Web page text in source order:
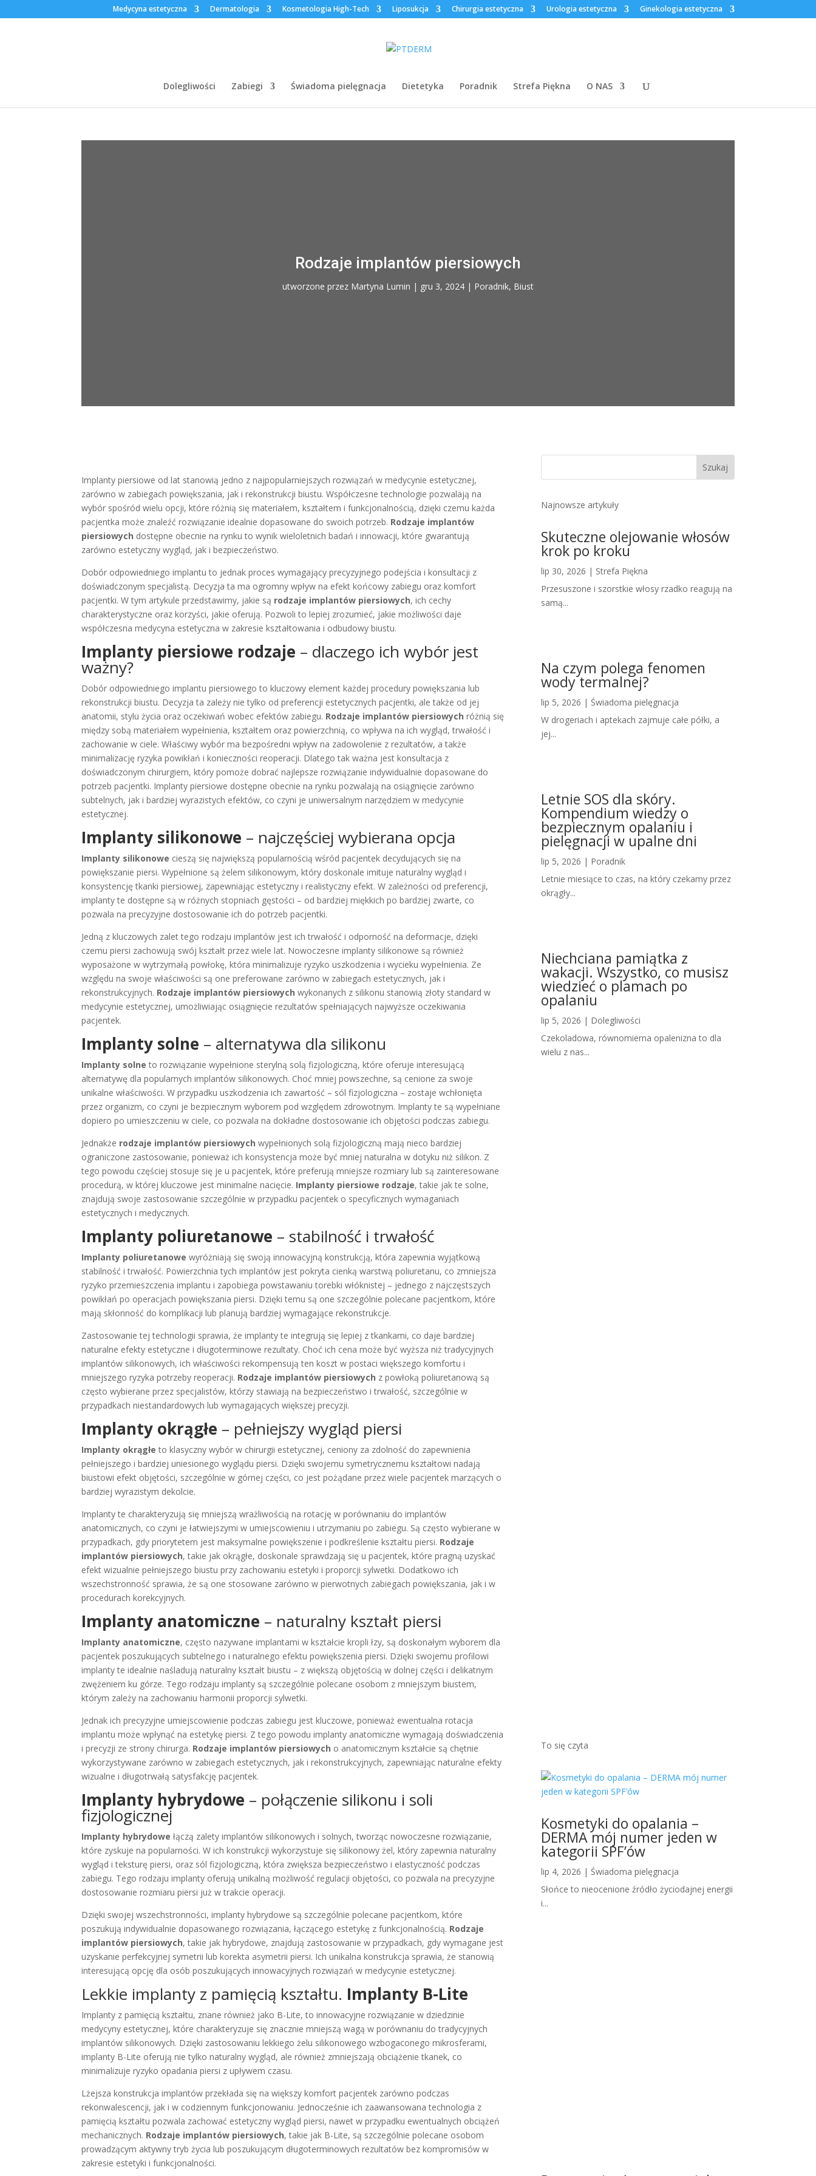
Medycyna estetyczna Dermatologia Kosmetologia High-Tech Liposukcja Chirurgia estetyczna Urologia estetyczna Ginekologia estetyczna
Dolegliwości Zabiegi Świadoma pielęgnacja Dietetyka Poradnik Strefa Piękna O NAS
Rodzaje implantów piersiowych
utworzone przez Martyna Lumin | gru 3, 2024 | Poradnik, Biust
Implanty piersiowe od lat stanowią jedno z najpopularniejszych rozwiązań w medycynie estetycznej,
zarówno w zabiegach powiększania, jak i rekonstrukcji biustu. Współczesne technologie pozwalają na
wybór spośród wielu opcji, które różnią się materiałem, kształtem i funkcjonalnością, dzięki czemu każda
pacjentka może znaleźć rozwiązanie idealnie dopasowane do swoich potrzeb. Rodzaje implantów
piersiowych dostępne obecnie na rynku to wynik wieloletnich badań i innowacji, które gwarantują
zarówno estetyczny wygląd, jak i bezpieczeństwo.
Dobór odpowiedniego implantu to jednak proces wymagający precyzyjnego podejścia i konsultacji z
doświadczonym specjalistą. Decyzja ta ma ogromny wpływ na efekt końcowy zabiegu oraz komfort
pacjentki. W tym artykule przedstawimy, jakie są rodzaje implantów piersiowych, ich cechy
charakterystyczne oraz korzyści, jakie oferują. Pozwoli to lepiej zrozumieć, jakie możliwości daje
współczesna medycyna estetyczna w zakresie kształtowania i odbudowy biustu.
Implanty piersiowe rodzaje – dlaczego ich wybór jest
ważny?
Dobór odpowiedniego implantu piersiowego to kluczowy element każdej procedury powiększania lub
rekonstrukcji biustu. Decyzja ta zależy nie tylko od preferencji estetycznych pacjentki, ale także od jej
anatomii, stylu życia oraz oczekiwań wobec efektów zabiegu. Rodzaje implantów piersiowych różnią się
między sobą materiałem wypełnienia, kształtem oraz powierzchnią, co wpływa na ich wygląd, trwałość i
zachowanie w ciele. Właściwy wybór ma bezpośredni wpływ na zadowolenie z rezultatów, a także
minimalizację ryzyka powikłań i konieczności reoperacji. Dlatego tak ważna jest konsultacja z
doświadczonym chirurgiem, który pomoże dobrać najlepsze rozwiązanie indywidualnie dopasowane do
potrzeb pacjentki. Implanty piersiowe dostępne obecnie na rynku pozwalają na osiągnięcie zarówno
subtelnych, jak i bardziej wyrazistych efektów, co czyni je uniwersalnym narzędziem w medycynie
estetycznej.
Implanty silikonowe – najczęściej wybierana opcja
Implanty silikonowe cieszą się największą popularnością wśród pacjentek decydujących się na
powiększanie piersi. Wypełnione są żelem silikonowym, który doskonale imituje naturalny wygląd i
konsystencję tkanki piersiowej, zapewniając estetyczny i realistyczny efekt. W zależności od preferencji,
implanty te dostępne są w różnych stopniach gęstości – od bardziej miękkich po bardziej zwarte, co
pozwala na precyzyjne dostosowanie ich do potrzeb pacjentki.
Jedną z kluczowych zalet tego rodzaju implantów jest ich trwałość i odporność na deformacje, dzięki
czemu piersi zachowują swój kształt przez wiele lat. Nowoczesne implanty silikonowe są również
wyposażone w wytrzymałą powłokę, która minimalizuje ryzyko uszkodzenia i wycieku wypełnienia. Ze
względu na swoje właściwości są one preferowane zarówno w zabiegach estetycznych, jak i
rekonstrukcyjnych. Rodzaje implantów piersiowych wykonanych z silikonu stanowią złoty standard w
medycynie estetycznej, umożliwiając osiągnięcie rezultatów spełniających najwyższe oczekiwania
pacjentek.
Implanty solne – alternatywa dla silikonu
Implanty solne to rozwiązanie wypełnione sterylną solą fizjologiczną, które oferuje interesującą
alternatywę dla popularnych implantów silikonowych. Choć mniej powszechne, są cenione za swoje
unikalne właściwości. W przypadku uszkodzenia ich zawartość – sól fizjologiczna – zostaje wchłonięta
przez organizm, co czyni je bezpiecznym wyborem pod względem zdrowotnym. Implanty te są wypełniane
dopiero po umieszczeniu w ciele, co pozwala na dokładne dostosowanie ich objętości podczas zabiegu.
Jednakże rodzaje implantów piersiowych wypełnionych solą fizjologiczną mają nieco bardziej
ograniczone zastosowanie, ponieważ ich konsystencja może być mniej naturalna w dotyku niż silikon. Z
tego powodu częściej stosuje się je u pacjentek, które preferują mniejsze rozmiary lub są zainteresowane
procedurą, w której kluczowe jest minimalne nacięcie. Implanty piersiowe rodzaje, takie jak te solne,
znajdują swoje zastosowanie szczególnie w przypadku pacjentek o specyficznych wymaganiach
estetycznych i medycznych.
Implanty poliuretanowe – stabilność i trwałość
Implanty poliuretanowe wyróżniają się swoją innowacyjną konstrukcją, która zapewnia wyjątkową
stabilność i trwałość. Powierzchnia tych implantów jest pokryta cienką warstwą poliuretanu, co zmniejsza
ryzyko przemieszczenia implantu i zapobiega powstawaniu torebki włóknistej – jednego z najczęstszych
powikłań po operacjach powiększania piersi. Dzięki temu są one szczególnie polecane pacjentkom, które
mają skłonność do komplikacji lub planują bardziej wymagające rekonstrukcje.
Zastosowanie tej technologii sprawia, że implanty te integrują się lepiej z tkankami, co daje bardziej
naturalne efekty estetyczne i długoterminowe rezultaty. Choć ich cena może być wyższa niż tradycyjnych
implantów silikonowych, ich właściwości rekompensują ten koszt w postaci większego komfortu i
mniejszego ryzyka potrzeby reoperacji. Rodzaje implantów piersiowych z powłoką poliuretanową są
często wybierane przez specjalistów, którzy stawiają na bezpieczeństwo i trwałość, szczególnie w
przypadkach niestandardowych lub wymagających większej precyzji.
Implanty okrągłe – pełniejszy wygląd piersi
Implanty okrągłe to klasyczny wybór w chirurgii estetycznej, ceniony za zdolność do zapewnienia
pełniejszego i bardziej uniesionego wyglądu piersi. Dzięki swojemu symetrycznemu kształtowi nadają
biustowi efekt objętości, szczególnie w górnej części, co jest pożądane przez wiele pacjentek marzących o
bardziej wyrazistym dekolcie.
Implanty te charakteryzują się mniejszą wrażliwością na rotację w porównaniu do implantów
anatomicznych, co czyni je łatwiejszymi w umiejscowieniu i utrzymaniu po zabiegu. Są często wybierane w
przypadkach, gdy priorytetem jest maksymalne powiększenie i podkreślenie kształtu piersi. Rodzaje
implantów piersiowych, takie jak okrągłe, doskonale sprawdzają się u pacjentek, które pragną uzyskać
efekt wizualnie pełniejszego biustu przy zachowaniu estetyki i proporcji sylwetki. Dodatkowo ich
wszechstronność sprawia, że są one stosowane zarówno w pierwotnych zabiegach powiększania, jak i w
procedurach korekcyjnych.
Implanty anatomiczne – naturalny kształt piersi
Implanty anatomiczne, często nazywane implantami w kształcie kropli łzy, są doskonałym wyborem dla
pacjentek poszukujących subtelnego i naturalnego efektu powiększenia piersi. Dzięki swojemu profilowi
implanty te idealnie naśladują naturalny kształt biustu – z większą objętością w dolnej części i delikatnym
zwężeniem ku górze. Tego rodzaju implanty są szczególnie polecane osobom z mniejszym biustem,
którym zależy na zachowaniu harmonii proporcji sylwetki.
Jednak ich precyzyjne umiejscowienie podczas zabiegu jest kluczowe, ponieważ ewentualna rotacja
implantu może wpłynąć na estetykę piersi. Z tego powodu implanty anatomiczne wymagają doświadczenia
i precyzji ze strony chirurga. Rodzaje implantów piersiowych o anatomicznym kształcie są chętnie
wykorzystywane zarówno w zabiegach estetycznych, jak i rekonstrukcyjnych, zapewniając naturalne efekty
wizualne i długotrwałą satysfakcję pacjentek.
Implanty hybrydowe – połączenie silikonu i soli
fizjologicznej
Implanty hybrydowe łączą zalety implantów silikonowych i solnych, tworząc nowoczesne rozwiązanie,
które zyskuje na popularności. W ich konstrukcji wykorzystuje się silikonowy żel, który zapewnia naturalny
wygląd i teksturę piersi, oraz sól fizjologiczną, która zwiększa bezpieczeństwo i elastyczność podczas
zabiegu. Tego rodzaju implanty oferują unikalną możliwość regulacji objętości, co pozwala na precyzyjne
dostosowanie rozmiaru piersi już w trakcie operacji.
Dzięki swojej wszechstronności, implanty hybrydowe są szczególnie polecane pacjentkom, które
poszukują indywidualnie dopasowanego rozwiązania, łączącego estetykę z funkcjonalnością. Rodzaje
implantów piersiowych, takie jak hybrydowe, znajdują zastosowanie w przypadkach, gdy wymagane jest
uzyskanie perfekcyjnej symetrii lub korekta asymetrii piersi. Ich unikalna konstrukcja sprawia, że stanowią
interesującą opcję dla osób poszukujących innowacyjnych rozwiązań w medycynie estetycznej.
Lekkie implanty z pamięcią kształtu. Implanty B-Lite
Implanty z pamięcią kształtu, znane również jako B-Lite, to innowacyjne rozwiązanie w dziedzinie
medycyny estetycznej, które charakteryzuje się znacznie mniejszą wagą w porównaniu do tradycyjnych
implantów silikonowych. Dzięki zastosowaniu lekkiego żelu silikonowego wzbogaconego mikrosferami,
implanty B-Lite oferują nie tylko naturalny wygląd, ale również zmniejszają obciążenie tkanek, co
minimalizuje ryzyko opadania piersi z upływem czasu.
Lżejsza konstrukcja implantów przekłada się na większy komfort pacjentek zarówno podczas
rekonwalescencji, jak i w codziennym funkcjonowaniu. Jednocześnie ich zaawansowana technologia z
pamięcią kształtu pozwala zachować estetyczny wygląd piersi, nawet w przypadku ewentualnych obciążeń
mechanicznych. Rodzaje implantów piersiowych, takie jak B-Lite, są szczególnie polecane osobom
prowadzącym aktywny tryb życia lub poszukującym długoterminowych rezultatów bez kompromisów w
zakresie estetyki i funkcjonalności.
Najnowsze artykuły
Skuteczne olejowanie włosów
krok po kroku
lip 30, 2026 | Strefa Piękna
Przesuszone i szorstkie włosy rzadko reagują na
samą...
Na czym polega fenomen
wody termalnej?
lip 5, 2026 | Świadoma pielęgnacja
W drogeriach i aptekach zajmuje całe półki, a
jej...
Letnie SOS dla skóry.
Kompendium wiedzy o
bezpiecznym opalaniu i
pielęgnacji w upalne dni
lip 5, 2026 | Poradnik
Letnie miesiące to czas, na który czekamy przez
okrągły...
Niechciana pamiątka z
wakacji. Wszystko, co musisz
wiedzieć o plamach po
opalaniu
lip 5, 2026 | Dolegliwości
Czekoladowa, równomierna opalenizna to dla
wielu z nas...
To się czyta
Kosmetyki do opalania –
DERMA mój numer jeden w
kategorii SPF’ów
lip 4, 2026 | Świadoma pielęgnacja
Słońce to nieocenione źródło życiodajnej energii
i...